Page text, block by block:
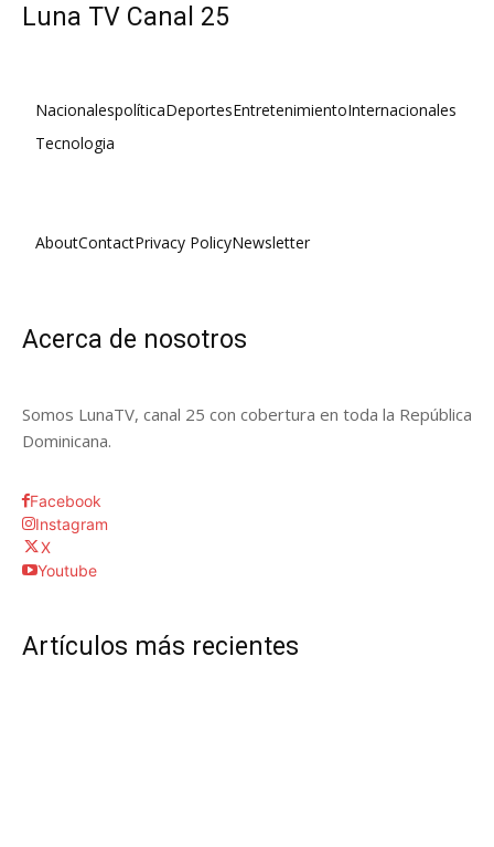
Luna TV Canal 25
NacionalespolíticaDeportesEntretenimientoInternacionales
Tecnologia
AboutContactPrivacy PolicyNewsletter
Acerca de nosotros
Somos LunaTV, canal 25 con cobertura en toda la República
Dominicana.
Facebook
Instagram
X
Youtube
Artículos más recientes